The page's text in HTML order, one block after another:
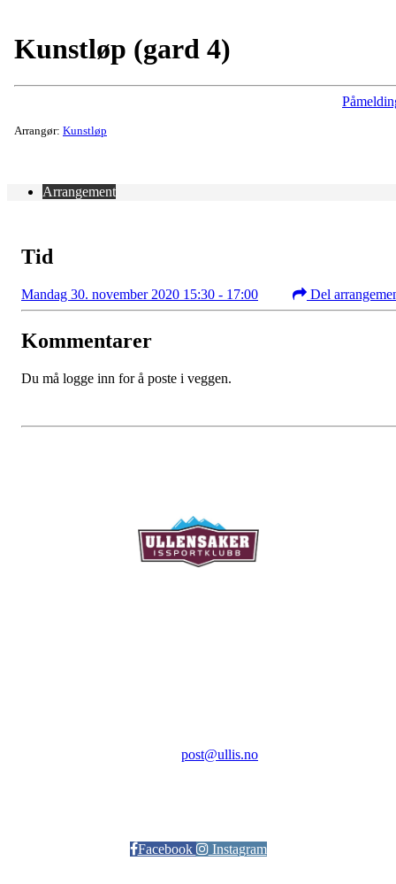
Kunstløp (gard 4)
Arrangør: Kunstløp
Arrangement
Tid
Mandag 30. november 2020 15:30 - 17:00 Del
Kommentarer
Du må logge inn for å poste i veggen.
post@ullis.no
Facebook Instagram